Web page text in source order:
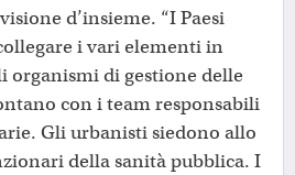
d’insieme. “I Paesi
i vari elementi in
organismi di gestione delle
con i team responsabili
Gli urbanisti siedono allo
della sanità pubblica. I